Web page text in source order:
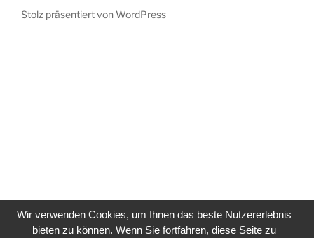
Stolz präsentiert von WordPress
Wir verwenden Cookies, um Ihnen das beste Nutzererlebnis
bieten zu können. Wenn Sie fortfahren, diese Seite zu